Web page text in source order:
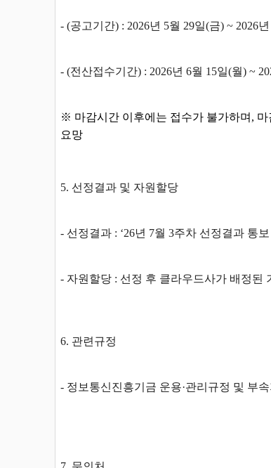
- (공고기간) : 2026년 5월 29일(금) ~ 2026
- (전산접수기간) : 2026년 6월 15일(월) ~
※ 마감시간 이후에는 접수가 불가하며,
요망
5. 선정결과 및 자원할당
- 선정결과 : ‘26년 7월 3주차 선정결과 통보
- 자원할당 : 선정 후 클라우드사가 배정된
6. 관련규정
- 정보통신진흥기금 운용·관리규정 및 부속